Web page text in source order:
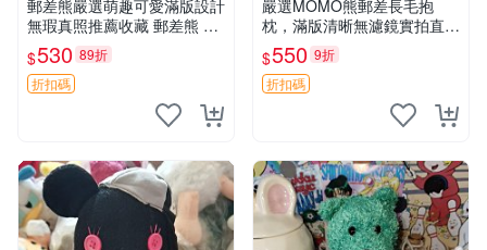
郵差熊嚴選萌趣可愛滿版設計
無瑕真照推薦收藏 郵差熊 熊
抱枕 紅薯啵啵間
$530 89折
折扣碼
嚴選MOMO熊郵差長毛抱
枕，滿版清晰無濾鏡實拍直
銷。每周新品到貨，不容錯
過！ 郵差熊 長毛 抱枕
$550 9折
折扣碼